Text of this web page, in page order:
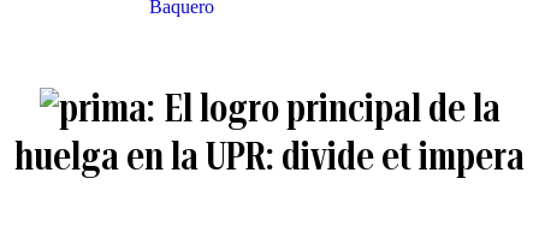
El logro principal de la
huelga en la UPR: divide et impera